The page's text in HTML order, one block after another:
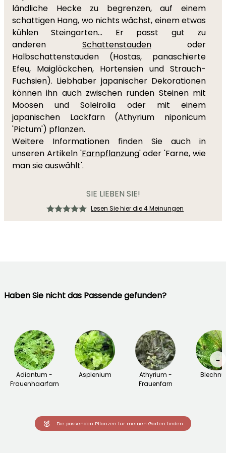
ländliche Hecke zu begrenzen, auf einem
schattigen Hang, wo nichts wächst, einem etwas
kühlen Steingarten... Er passt gut zu
anderen Schattenstaudenoder
Halbschattenstauden (Hostas, panaschierte
Efeu, Maiglöckchen, Hortensien und Strauch-
Fuchsien). Liebhaber japanischer Dekorationen
können ihn auch zwischen runden Steinen mit
Moosen und Soleirolia oder mit einem
japanischen Lackfarn (Athyrium niponicum
'Pictum') pflanzen.
Weitere Informationen finden Sie auch in
unseren Artikeln 'Farnpflanzung' oder 'Farne, wie
man sie auswählt'.
SIE LIEBEN SIE!
Lesen Sie hier die 4 Meinungen
Haben Sie nicht das Passende gefunden?
Adiantum -
Frauenhaarfarn
Asplenium
Athyrium -
Frauenfarn
→
Die passenden Pflanzen für meinen Garten finden